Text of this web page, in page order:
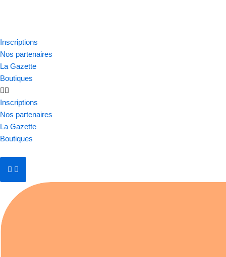
au
contenu
Inscriptions
Nos partenaires
La Gazette
Boutiques
Inscriptions
Nos partenaires
La Gazette
Boutiques